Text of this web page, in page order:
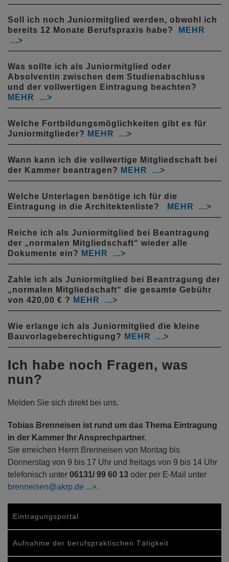
Soll ich noch Juniormitglied werden, obwohl ich
bereits 12 Monate Berufspraxis habe?
Was sollte ich als Juniormitglied oder
Absolventin zwischen dem Studienabschluss
und der vollwertigen Eintragung beachten?
Welche Fortbildungsmöglichkeiten gibt es für
Juniormitglieder?
Wann kann ich die vollwertige Mitgliedschaft bei
der Kammer beantragen?
Welche Unterlagen benötige ich für die
Eintragung in die Architektenliste?
Reiche ich als Juniormitglied bei Beantragung
der „normalen Mitgliedschaft“ wieder alle
Dokumente ein?
Zahle ich als Juniormitglied bei Beantragung der
„normalen Mitgliedschaft“ die gesamte Gebühr
von 420,00 € ?
Wie erlange ich als Juniormitglied die kleine
Bauvorlageberechtigung?
Ich habe noch Fragen, was
nun?
Melden Sie sich direkt bei uns.
Tobias Brenneisen ist rund um das Thema Eintragung
in der Kammer Ihr Ansprechpartner.
Sie erreichen Herrn Brenneisen von Montag bis
Donnerstag von 9 bis 17 Uhr und freitags von 9 bis 14 Uhr
telefonisch unter 06131/ 99 60 13 oder per E-Mail unter
brenneisen@akrp.de
.
Eintragungsportal
Aufnahme der berufspraktischen Tätigkeit